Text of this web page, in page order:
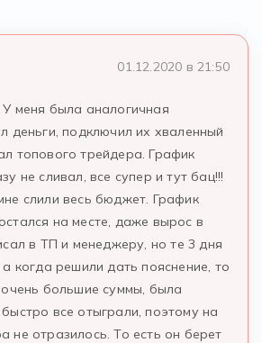
01.12.2020 в 21:50
меня была аналогичная
деньги, подключил их хваленный
топового трейдера. График
не сливал, все супер и тут бац!!!
слили весь бюджет. График
на месте, даже вырос в
в ТП и менеджеру, но те 3 дня
когда решили дать пояснение, то
очень большие суммы, была
все отыграли, поэтому на
не отразилось. То есть он берет